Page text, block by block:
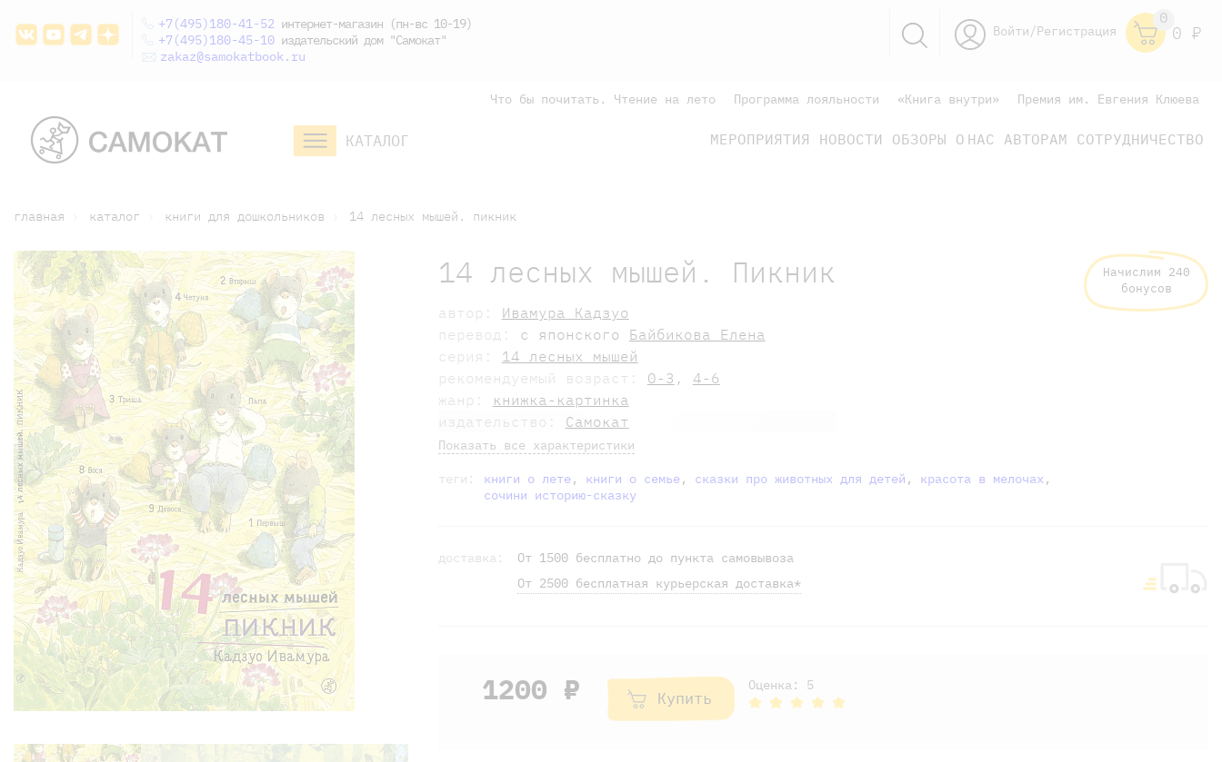
+7(495)180-41-52 интернет-магазин (пн-вс 10-19)
+7(495)180-45-10 издательский дом "Самокат"
zakaz@samokatbook.ru
Войти/Регистрация
0
0 Р
Что бы почитать. Чтение на лето Программа лояльности «Книга внутри» Премия им. Евгения Клюева
КАТАЛОГ МЕРОПРИЯТИЯ НОВОСТИ ОБЗОРЫ О НАС АВТОРАМ СОТРУДНИЧЕСТВО
дошкольникам
главная каталог книги для дошкольников 14 лесных мышей. пикник
14 лесных мышей. Пикник
автор: Ивамура Кадзуо
перевод: с японского Байбикова Елена
серия: 14 лесных мышей
рекомендуемый возраст: 0-3 , 4-6
жанр:
книжка-картинка
издательство: Самокат
Показать все характеристики
Начислим 240
бонусов
теги: книги о лете, книги о семье, сказки про животных для детей , красота в мелочах ,
сочини историю-сказку
доставка:
От 1500 бесплатно до пункта самовывоза
От 2500 бесплатная курьерская доставка*
1200 ₽ Купить
Оценка: 5